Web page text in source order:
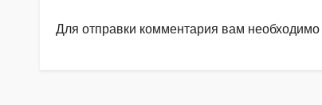
Для отправки комментария вам необходимо